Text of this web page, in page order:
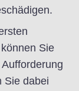
Sie
Sie dabei